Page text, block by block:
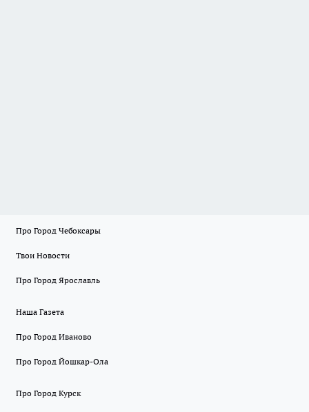
Про Город Чебоксары
Твои Новости
Про Город Ярославль
Наша Газета
Про Город Иваново
Про Город Йошкар-Ола
Про Город Курск